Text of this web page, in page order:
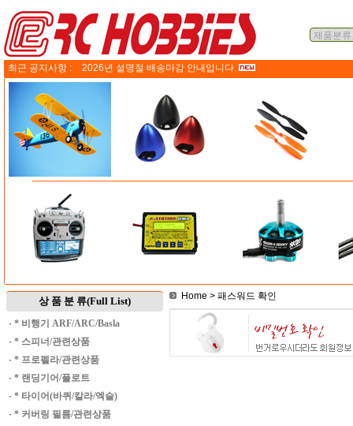
최근 공지사항 : 2026년 설명절 배송마감 안내입니다.
상 품 분 류(Full List)
· * 비행기 ARF/ARC/Basla
· * 스피너/관련상품
· * 프로펠라/관련상품
· * 랜딩기어/플로트
· * 타이어(바퀴/칼라/엑슬)
· * 커버링 필름/관련상품
Home > 패스워드 확인